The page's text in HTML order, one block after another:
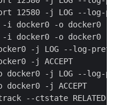
12580 -j LOG --
! -i docker0 -o
-i docker0 -o docker0
-j LOG --log-
-j ACCEPT
docker0 -j LOG --log-
-j ACCEPT
--ctstate